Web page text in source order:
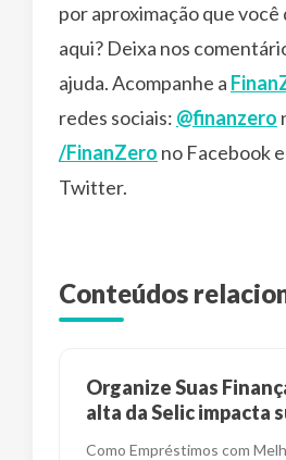
por aproximação que
aqui? Deixa nos
ajuda. Acompanhe a
redes sociais: @finanzero
/FinanZero no Facebook e
Twitter.
Conteúdos
Organize Suas
alta da Selic impacta
Como Empréstimos com